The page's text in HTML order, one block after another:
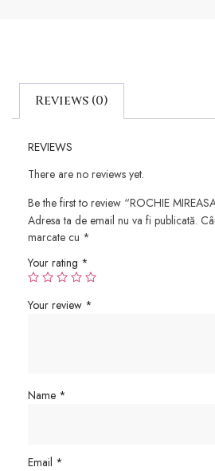
Reviews (0)
REVIEWS
There are no reviews yet.
Be the first to review “ROCHIE
Adresa ta de email nu va fi publicată.
marcate cu *
Your rating *
Your review *
Name *
Email *